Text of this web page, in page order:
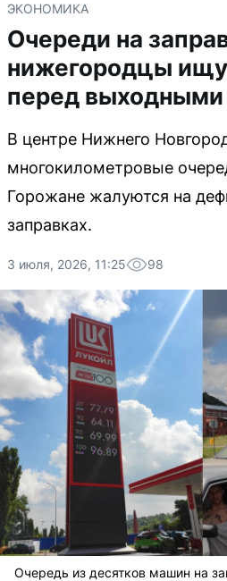
ЭКОНОМИКА
Очереди на
нижегородцы
перед выходными
В центре Нижнего
многокилометровые
Горожане жалуются на
заправках.
3 июля, 2026, 11:25 98
Очередь из десятков машин на